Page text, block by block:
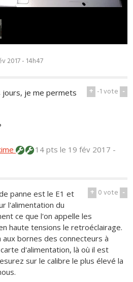
2017 - 14h47
+ -1vote -
jours, je me permets
14 ptsle 19 fév 2017 -
+ 0vote -
panne est le E1 et
l'alimentation du
ce que l'on appelle les
haute tensions le retroéclairage.
bornes des connecteurs à
d'alimentation, là où il est
sur le calibre le plus élevé la